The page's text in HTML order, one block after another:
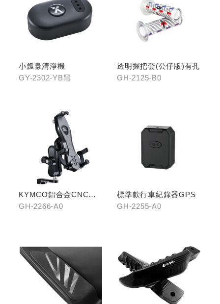
小瓢蟲清淨機
GY-2302-YB黑
透明握把套(公仔版)有孔
GH-2125-B0
KYMCO鋁合金CNC減
震手機架
GH-2266-A0
標準款行車紀錄器GPS
GH-2255-A0